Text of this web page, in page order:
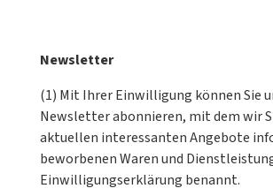
Newsletter
(1) Mit Ihrer Einwilligung können Sie
Newsletter abonnieren, mit dem wir
aktuellen interessanten Angebote
beworbenen Waren und
Einwilligungserklärung benannt.